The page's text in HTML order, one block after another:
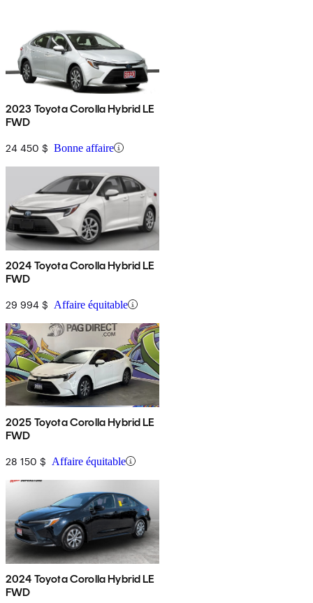
2023 Toyota Corolla Hybrid LE
FWD
24 450 $ Bonne affaire
2024 Toyota Corolla Hybrid LE
FWD
29 994 $ Affaire équitable
2025 Toyota Corolla Hybrid LE
FWD
28 150 $ Affaire équitable
2024 Toyota Corolla Hybrid LE
FWD